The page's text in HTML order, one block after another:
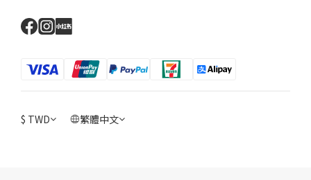
$ TWD 繁體中文